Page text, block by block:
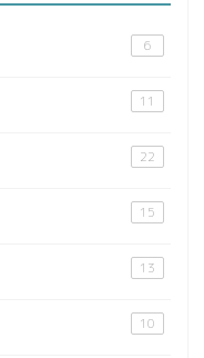
6
11
22
15
13
10